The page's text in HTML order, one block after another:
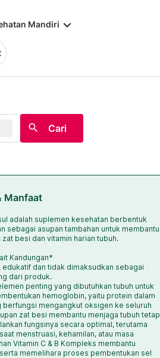
Mandiri keyboard_arrow_down
search Cari
Manfaat
adalah suplemen kesehatan berbentuk
sebagai asupan tambahan untuk membantu
besi dan vitamin harian tubuh.
Kandungan*
dan tidak dimaksudkan sebagai
dari produk.
penting yang dibutuhkan tubuh untuk
hemoglobin, yaitu protein dalam
berfungsi mengangkut oksigen ke seluruh
zat besi membantu menjaga tubuh tetap
fungsinya secara optimal, terutama
menstruasi, kehamilan, atau masa
Vitamin C & B Kompleks membantu
memelihara proses pembentukan sel